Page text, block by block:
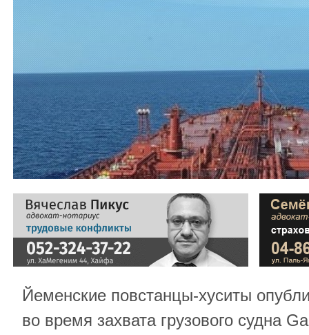
Йеменские повстанцы-хуситы
во время захвата грузового судна